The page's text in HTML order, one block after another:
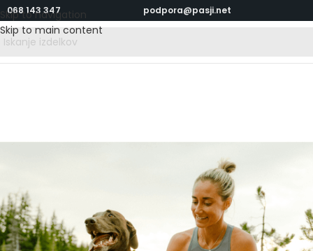
Skip to navigation
Skip to main content
068 143 347 podpora@pasji.net